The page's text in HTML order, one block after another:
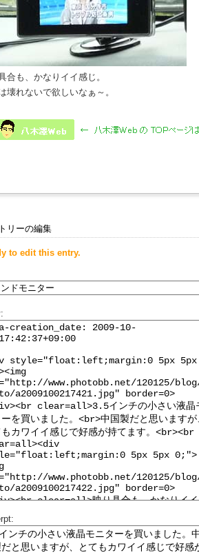
合も、かなりイイ感じ。
壊れないで欲しいなぁ～。
リーの編集
to edit this entry.